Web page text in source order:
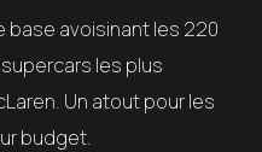
base avoisinant les 220
les plus
Un atout pour les
budget.